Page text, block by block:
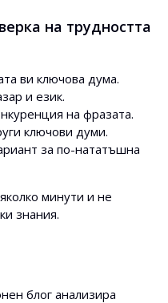
на трудността
ви ключова дума.
и език.
на фразата.
ключови думи.
за по-нататъшна
минути и не
знания.
блог анализира